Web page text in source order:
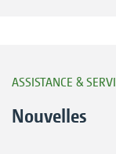
ASSISTANCE &
Nouvelles